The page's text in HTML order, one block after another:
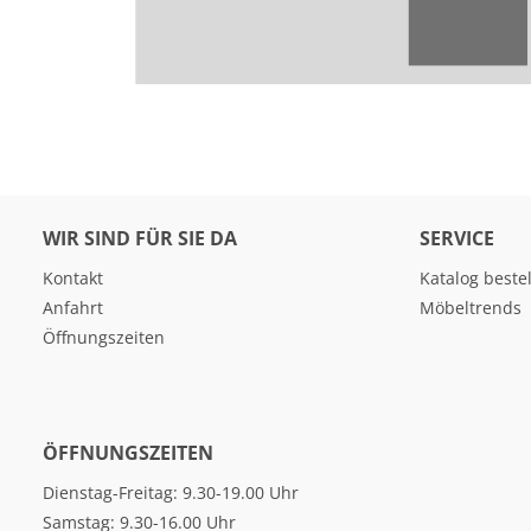
WIR SIND FÜR SIE DA
Kontakt
Anfahrt
Öffnungszeiten
SERVICE
Katalog
Möbeltrends
ÖFFNUNGSZEITEN
Dienstag-Freitag: 9.30-19.00 Uhr
Samstag: 9.30-16.00 Uhr